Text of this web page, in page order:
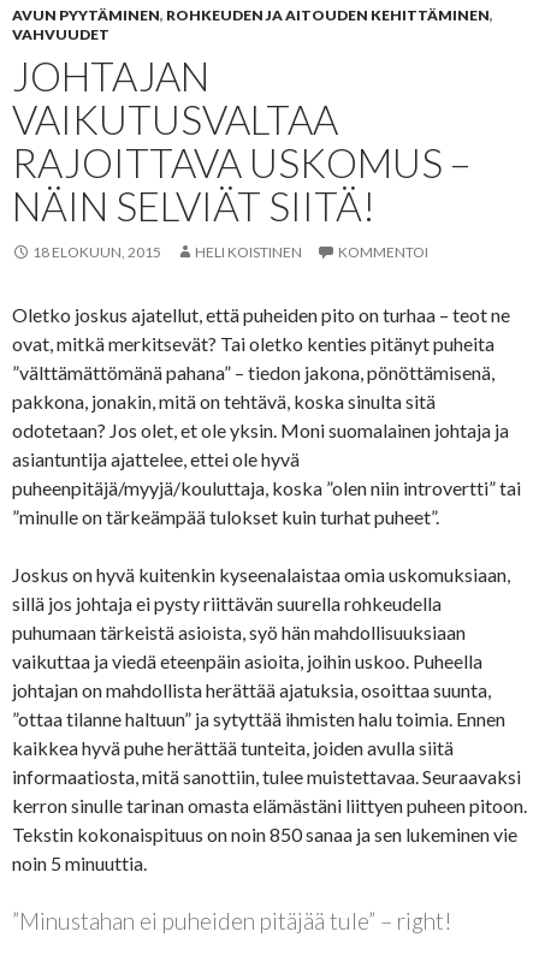
AVUN PYYTÄMINEN, ROHKEUDEN JA AITOUDEN KEHITTÄMINEN,
VAHVUUDET
JOHTAJAN
VAIKUTUSVALTAA
RAJOITTAVA USKOMUS –
NÄIN SELVIÄT SIITÄ!
18 ELOKUUN, 2015 HELI KOISTINEN KOMMENTOI
Oletko joskus ajatellut, että puheiden pito on turhaa – teot ne
ovat, mitkä merkitsevät? Tai oletko kenties pitänyt puheita
”välttämättömänä pahana” – tiedon jakona, pönöttämisenä,
pakkona, jonakin, mitä on tehtävä, koska sinulta sitä
odotetaan? Jos olet, et ole yksin. Moni suomalainen johtaja ja
asiantuntija ajattelee, ettei ole hyvä
puheenpitäjä/myyjä/kouluttaja, koska ”olen niin introvertti” tai
”minulle on tärkeämpää tulokset kuin turhat puheet”.
Joskus on hyvä kuitenkin kyseenalaistaa omia uskomuksiaan,
sillä jos johtaja ei pysty riittävän suurella rohkeudella
puhumaan tärkeistä asioista, syö hän mahdollisuuksiaan
vaikuttaa ja viedä eteenpäin asioita, joihin uskoo. Puheella
johtajan on mahdollista herättää ajatuksia, osoittaa suunta,
”ottaa tilanne haltuun” ja sytyttää ihmisten halu toimia. Ennen
kaikkea hyvä puhe herättää tunteita, joiden avulla siitä
informaatiosta, mitä sanottiin, tulee muistettavaa. Seuraavaksi
kerron sinulle tarinan omasta elämästäni liittyen puheen pitoon.
Tekstin kokonaispituus on noin 850 sanaa ja sen lukeminen vie
noin 5 minuuttia.
”Minustahan ei puheiden pitäjää tule” – right!